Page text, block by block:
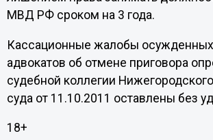
МВД РФ сроком на 3 года.
Кассационные жалобы
адвокатов об отмене приговора
судебной коллегии
суда от 11.10.2011 оставлены без
18+